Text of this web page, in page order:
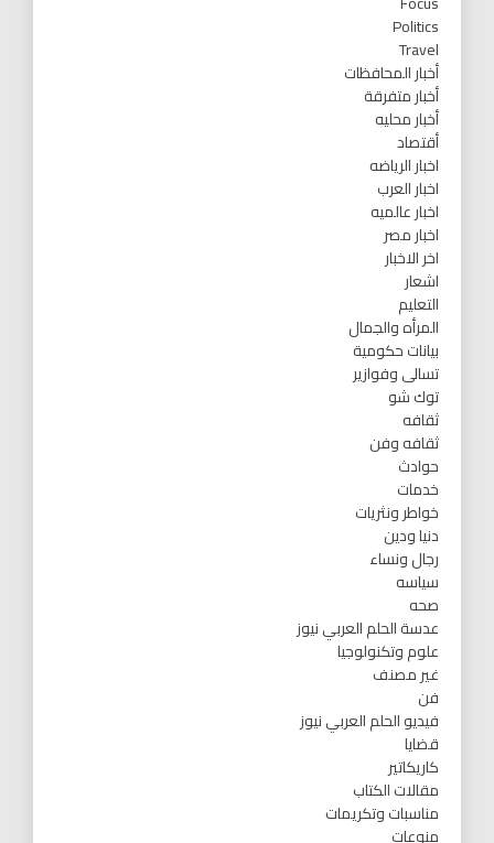
Politics
Travel
أخبار المحافظات
أخبار متفرقة
أخبار محليه
أقتصاد
اخبار الرياضه
اخبار العرب
اخبار عالميه
اخبار مصر
اخر الاخبار
اشعار
التعليم
المرأه والجمال
بيانات حكومية
تسالى وفوازير
توك شو
ثقافه
ثقافه وفن
حوادث
خدمات
خواطر ونثريات
دنيا ودين
رجال ونساء
سياسه
صحه
عدسة الحلم العربي نيوز
علوم وتكنولوجيا
غير مصنف
فن
فيديو الحلم العربي نيوز
قضايا
كاريكاتير
مقالات الكتاب
مناسبات وتكريمات
منوعات